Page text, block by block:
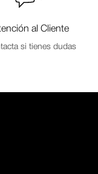
al Cliente
si tienes dudas